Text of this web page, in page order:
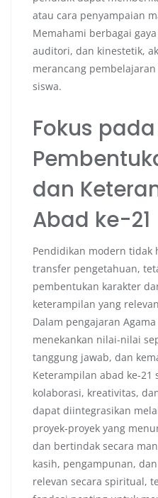
atau cara penyampaian
Memahami berbagai
auditori, dan kinestetik,
merancang
siswa.
Fokus pada
dan
Abad ke-21
Pendidikan modern tidak
transfer pengetahuan,
pembentukan karakter
keterampilan yang
Dalam pengajaran
menekankan nilai-nilai
tanggung jawab, dan
Keterampilan abad ke-21
kolaborasi, kreativitas,
dapat diintegrasikan
proyek-proyek yang
dan bertindak secara
kasih, pengampunan,
relevan secara spiritual,